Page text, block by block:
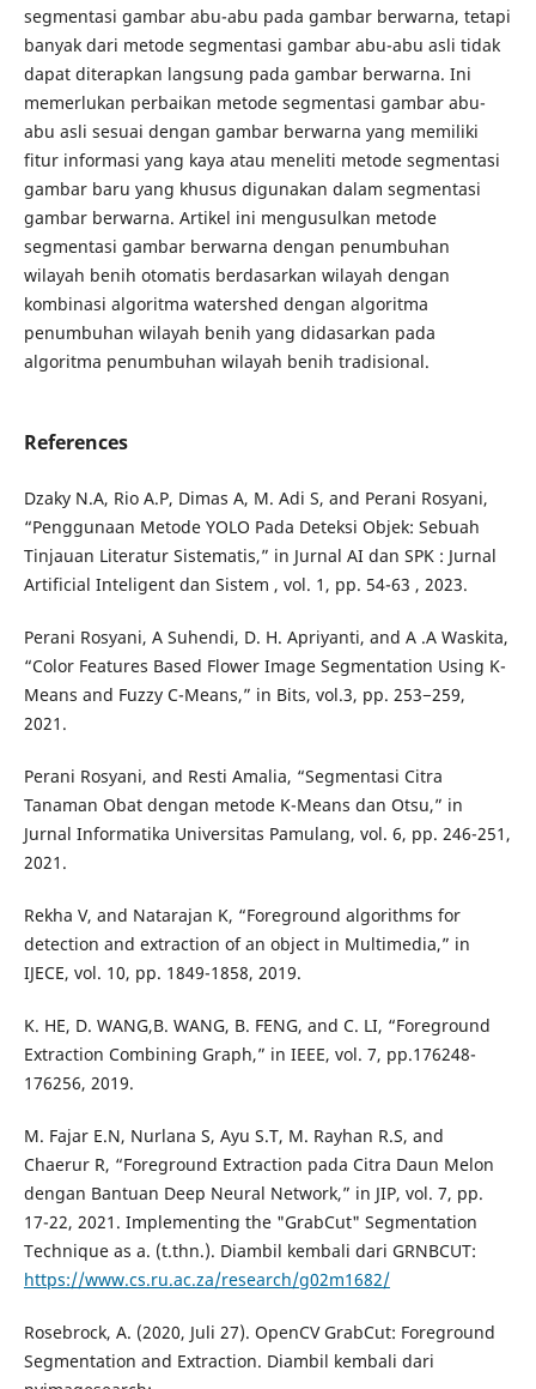
segmentasi gambar abu-abu pada gambar berwarna, tetapi
banyak dari metode segmentasi gambar abu-abu asli tidak
dapat diterapkan langsung pada gambar berwarna. Ini
memerlukan perbaikan metode segmentasi gambar abu-
abu asli sesuai dengan gambar berwarna yang memiliki
fitur informasi yang kaya atau meneliti metode segmentasi
gambar baru yang khusus digunakan dalam segmentasi
gambar berwarna. Artikel ini mengusulkan metode
segmentasi gambar berwarna dengan penumbuhan
wilayah benih otomatis berdasarkan wilayah dengan
kombinasi algoritma watershed dengan algoritma
penumbuhan wilayah benih yang didasarkan pada
algoritma penumbuhan wilayah benih tradisional.
References
Dzaky N.A, Rio A.P, Dimas A, M. Adi S, and Perani Rosyani,
“Penggunaan Metode YOLO Pada Deteksi Objek: Sebuah
Tinjauan Literatur Sistematis,” in Jurnal AI dan SPK : Jurnal
Artificial Inteligent dan Sistem , vol. 1, pp. 54-63 , 2023.
Perani Rosyani, A Suhendi, D. H. Apriyanti, and A .A Waskita,
“Color Features Based Flower Image Segmentation Using K-
Means and Fuzzy C-Means,” in Bits, vol.3, pp. 253−259,
2021.
Perani Rosyani, and Resti Amalia, “Segmentasi Citra
Tanaman Obat dengan metode K-Means dan Otsu,” in
Jurnal Informatika Universitas Pamulang, vol. 6, pp. 246-251,
2021.
Rekha V, and Natarajan K, “Foreground algorithms for
detection and extraction of an object in Multimedia,” in
IJECE, vol. 10, pp. 1849-1858, 2019.
K. HE, D. WANG,B. WANG, B. FENG, and C. LI, “Foreground
Extraction Combining Graph,” in IEEE, vol. 7, pp.176248-
176256, 2019.
M. Fajar E.N, Nurlana S, Ayu S.T, M. Rayhan R.S, and
Chaerur R, “Foreground Extraction pada Citra Daun Melon
dengan Bantuan Deep Neural Network,” in JIP, vol. 7, pp.
17-22, 2021. Implementing the "GrabCut" Segmentation
Technique as a. (t.thn.). Diambil kembali dari GRNBCUT:
https://www.cs.ru.ac.za/research/g02m1682/
Rosebrock, A. (2020, Juli 27). OpenCV GrabCut: Foreground
Segmentation and Extraction. Diambil kembali dari